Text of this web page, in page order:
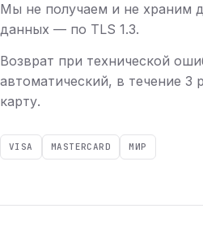
Мы не получаем и не храним
данных — по TLS 1.3.
Возврат при технической
автоматический, в течение 3
карту.
VISA MASTERCARD МИР